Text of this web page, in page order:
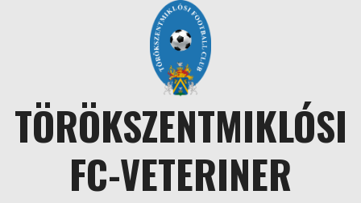
TÖRÖKSZENTMIKLÓSI
FC-VETERINER